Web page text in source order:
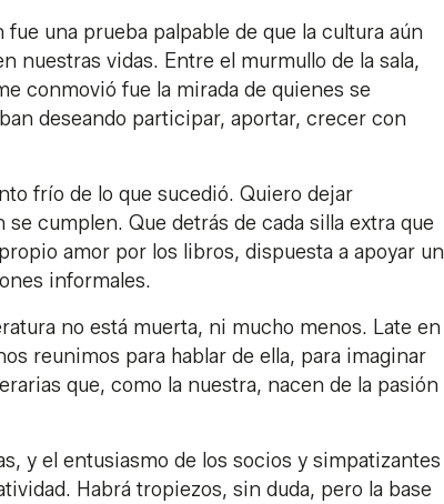
una prueba palpable de que la cultura aún
nuestras vidas. Entre el murmullo de la sala,
conmovió fue la mirada de quienes se
deseando participar, aportar, crecer con
frío de lo que sucedió. Quiero dejar
cumplen. Que detrás de cada silla extra que
amor por los libros, dispuesta a apoyar un
informales.
no está muerta, ni mucho menos. Late en
reunimos para hablar de ella, para imaginar
que, como la nuestra, nacen de la pasión
y el entusiasmo de los socios y simpatizantes
Habrá tropiezos, sin duda, pero la base